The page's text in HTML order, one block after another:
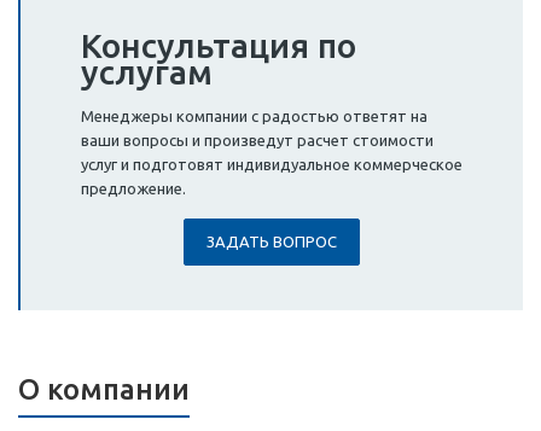
Консультация по
услугам
Менеджеры компании с радостью ответят на
ваши вопросы и произведут расчет стоимости
услуг и подготовят индивидуальное коммерческое
предложение.
ЗАДАТЬ ВОПРОС
О компании